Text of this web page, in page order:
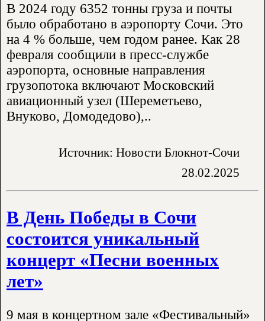
В 2024 году 6352 тонны груза и почты
было обработано в аэропорту Сочи. Это
на 4 % больше, чем годом ранее. Как 28
февраля сообщили в пресс-службе
аэропорта, основные направления
грузопотока включают Московский
авиационный узел (Шереметьево,
Внуково, Домодедово),..
Источник: Новости Блокнот-Сочи
28.02.2025
В День Победы в Сочи
состоится уникальный
концерт «Песни военных
лет»
9 мая в концертном зале «Фестивальный»